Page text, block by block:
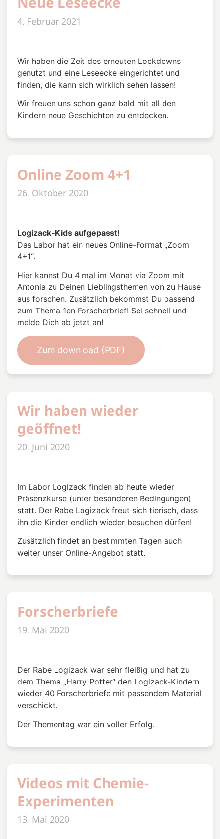
4. Februar 2021
Wir haben die Zeit des erneuten Lockdowns
genutzt und eine Leseecke eingerichtet und
finden, die kann sich wirklich sehen lassen!
Wir freuen uns schon ganz bald mit all den
Kindern neue Geschichten zu entdecken.
Online Zoom 4+1
26. Oktober 2020
Logizack-Kids aufgepasst!
Das Labor hat ein neues Online-Format „Zoom
4+1“.
Hier kannst Du 4 mal im Monat via Zoom mit
Antonia zu Deinen Lieblingsthemen von zu Hause
aus forschen. Zusätzlich bekommst Du passend
zum Thema 1en Forscherbrief! Sei schnell und
melde Dich ab jetzt an!
Zum download (PDF)
Wir haben wieder
geöffnet!
20. Juni 2020
Im Labor Logizack finden ab heute wieder
Präsenzkurse (unter besonderen Bedingungen)
statt. Der Rabe Logizack freut sich tierisch, dass
ihn die Kinder endlich wieder besuchen dürfen!
Zusätzlich findet an bestimmten Tagen auch
weiter unser Online-Angebot statt.
Forscherbriefe
19. Mai 2020
Der Rabe Logizack war sehr fleißig und hat zu
dem Thema „Harry Potter“ den Logizack-Kindern
wieder 40 Forscherbriefe mit passendem Material
verschickt.
Der Thementag war ein voller Erfolg.
Videos mit Chemie-
Experimenten
13. Mai 2020